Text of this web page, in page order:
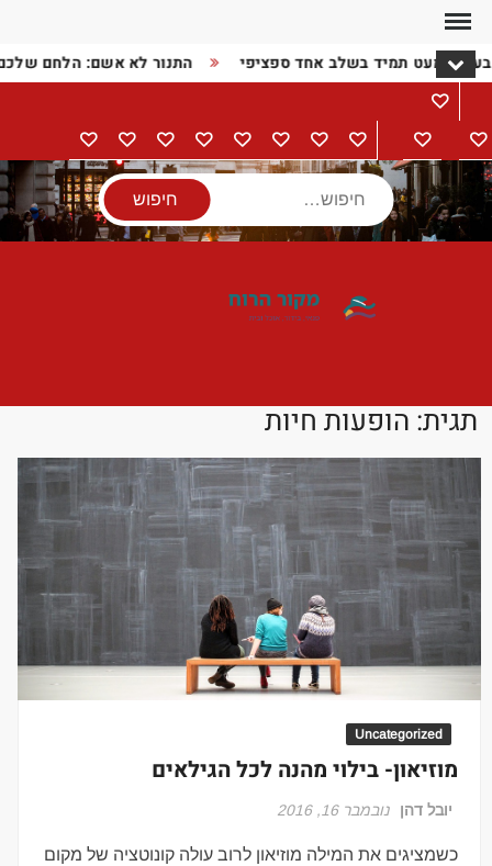
Skip
content
התנור לא אשם: הלחם כמעט תמיד בשלב אחד ספציפי
דף
הבית
מתכונים
בישול הורים
וילדים
מתנותמוצרי
חשמל
טיוליםאודותצור
קשר
מדיניות
פרטיות
הצהרת
נגישות
חיפוש
תגית: הופעות חיות
Uncategorized
מוזיאון- בילוי מהנה לכל הגילאים
יובל דהן נובמבר 16, 2016
כשמציגים את המילה מוזיאון לרוב עולה קונוטציה של מקום